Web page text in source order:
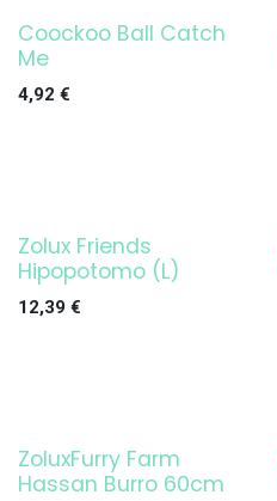
Coockoo Ball Catch
Me
4,92 €
Zolux Friends
Hipopotomo (L)
12,39 €
ZoluxFurry Farm
Hassan Burro 60cm